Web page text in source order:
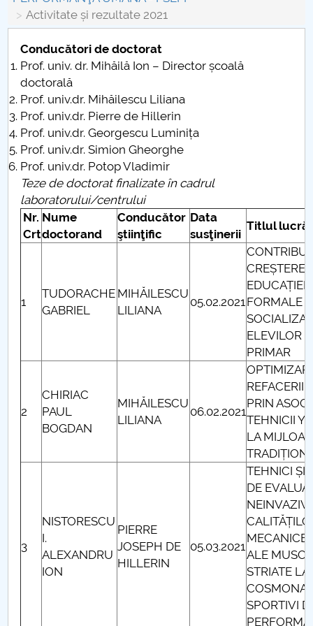
Admitere
Români de pretutindeni - ADMITERE
Senat
Facultăți
Studenți
Ghiduri pentru STUDENȚI
Relații Internaționale
Proiect SU-ETIC
Comisie de etica unversitară
Evenimente CUP
Accesibilitate pentru studenții cu dizabilități
Activitate și rezultate 2021
Conducători de doctorat
Prof. univ. dr. Mihăilă Ion – Director școală
doctorală
Prof. univ.dr. Mihăilescu Liliana
Prof. univ.dr. Pierre de Hillerin
Prof. univ.dr. Georgescu Luminița
Prof. univ.dr. Simion Gheorghe
Prof. univ.dr. Potop Vladimir
Teze de doctorat finalizate în cadrul
laboratorului/centrului
Nr.
Crt
Nume
doctorand
Conducător
ştiinţific
Data
susţinerii
Titlul
1
TUDORACHE
GABRIEL
MIHĂILESCU
LILIANA
05.02.2021
EDUCAȚIEI
FORMALE
ELEVILOR
PRIMAR
2
CHIRIAC
PAUL
BOGDAN
MIHĂILESCU
LILIANA
06.02.2021
REFACERII
PRIN
TEHNICII
LA
3
NISTORESCU
I.
ALEXANDRU
ION
PIERRE
JOSEPH DE
HILLERIN
05.03.2021
TEHNICI ȘI
DE
MECANICE
ALE
STRIATE LA
SPORTIVI